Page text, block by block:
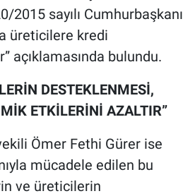
2015 sayılı Cumhurbaşkanı
üreticilere kredi
açıklamasında bulundu.
DESTEKLENMESİ,
ETKİLERİNİ AZALTIR”
Ömer Fethi Gürer ise
mücadele edilen bu
ve üreticilerin